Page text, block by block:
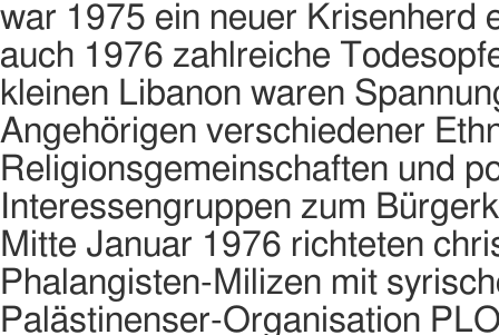
war 1975 ein neuer Krisenherd
auch 1976 zahlreiche
kleinen Libanon waren
Angehörigen verschiedener
Religionsgemeinschaften und
Interessengruppen zum
Mitte Januar 1976 richteten
Phalangisten-Milizen mit
Palästinenser-Organisation